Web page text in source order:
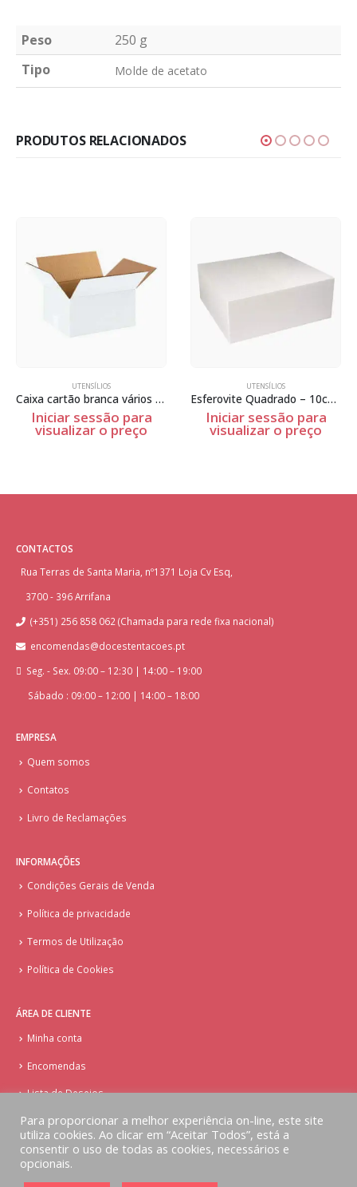
Peso
250 g
Tipo
Molde de acetato
PRODUTOS RELACIONADOS
UTENSÍLIOS
Caixa cartão branca vários tamanhos
Iniciar sessão para
visualizar o preço
UTENSÍLIOS
Esferovite Quadrado – 10cm Espessura
Iniciar sessão para
visualizar o preço
CONTACTOS
Rua Terras de Santa Maria, nº1371 Loja Cv Esq,
3700 - 396 Arrifana
(+351) 256 858 062 (Chamada para rede fixa nacional)
encomendas@docestentacoes.pt
Seg. - Sex. 09:00 – 12:30 | 14:00 – 19:00
Sábado : 09:00 – 12:00 | 14:00 – 18:00
EMPRESA
Quem somos
Contatos
Livro de Reclamações
INFORMAÇÕES
Condições Gerais de Venda
Política de privacidade
Termos de Utilização
Política de Cookies
ÁREA DE CLIENTE
Minha conta
Encomendas
Lista de Desejos
© Copyright - Doces Tentações - Cake Design
Para proporcionar a melhor experiência on-line, este site
utiliza cookies. Ao clicar em “Aceitar Todos”, está a
consentir o uso de todas as cookies, necessários e
opcionais.